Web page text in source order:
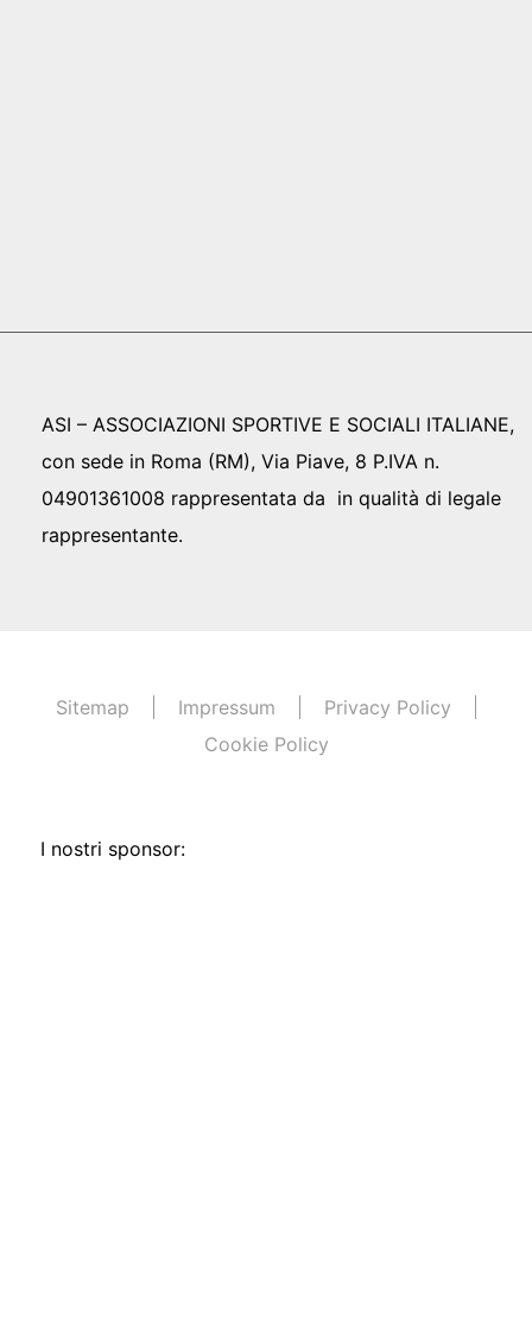
ASI – ASSOCIAZIONI SPORTIVE E SOCIALI ITALIANE,
con sede in Roma (RM), Via Piave, 8 P.IVA n.
04901361008 rappresentata da in qualità di legale
rappresentante.
Sitemap Impressum
Privacy Policy
Cookie Policy
I nostri sponsor: